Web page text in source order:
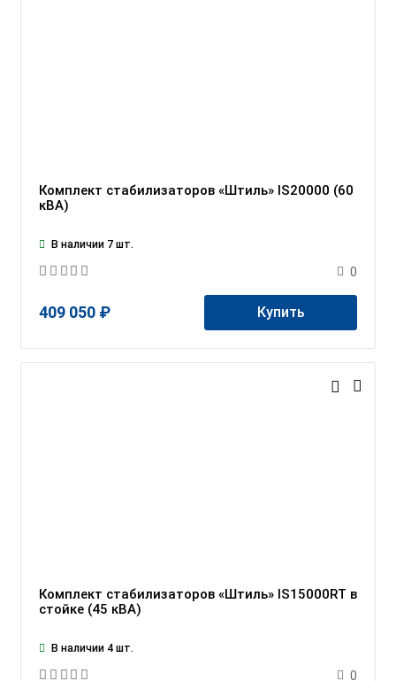
Комплект стабилизаторов «Штиль» IS20000 (60
кВА)
В наличии 7 шт.
0
409 050 ₽ Купить
Комплект стабилизаторов «Штиль» IS15000RT в
стойке (45 кВА)
В наличии 4 шт.
0